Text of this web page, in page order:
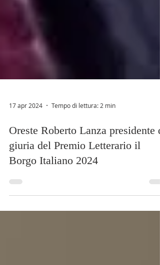
17 apr 2024 Tempo di lettura: 2 min
Oreste Roberto Lanza presidente di
giuria del Premio Letterario il
Borgo Italiano 2024